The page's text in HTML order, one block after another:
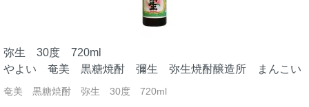
弥生 30度 720ml
やよい 奄美 黒糖焼酎 彌生 弥生焼酎醸造所 まんこい
奄美 黒糖焼酎 弥生 30度 720ml